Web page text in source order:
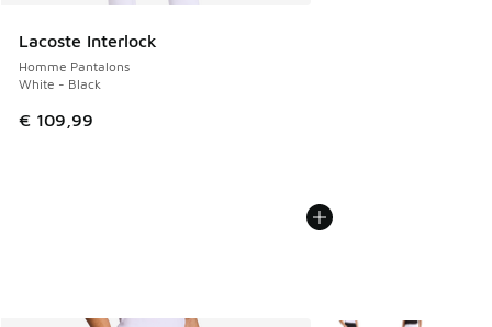
Lacoste Interlock
Homme Pantalons
White - Black
€ 109,99